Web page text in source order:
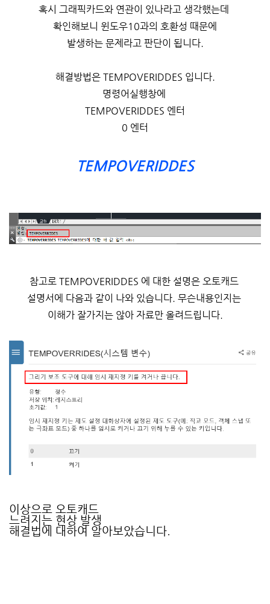
혹시 그래픽카드와 연관이 있나라고 생각했는데
확인해보니 윈도우10과의 호환성 때문에
발생하는 문제라고 판단이 됩니다.
해결방법은 TEMPOVERIDDES 입니다.
명령어실행창에
TEMPOVERIDDES 엔터
0 엔터
TEMPOVERIDDES
참고로 TEMPOVERIDDES 에 대한 설명은 오토캐드
설명서에 다음과 같이 나와 있습니다. 무슨내용인지는
이해가 잘가지는 않아 자료만 올려드립니다.
이상으로 오토캐드
느려지는 현상 발생
해결법에 대하여 알아보았습니다.